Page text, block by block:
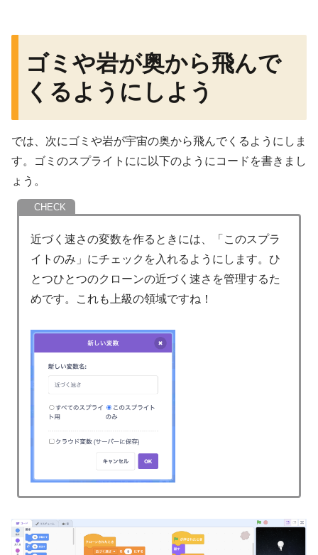
ゴミや岩が奥から飛んで
くるようにしよう
では、次にゴミや岩が宇宙の奥から飛んでくるようにしま
す。ゴミのスプライトにに以下のようにコードを書きまし
ょう。
近づく速さの変数を作るときには、「このスプラ
イトのみ」にチェックを入れるようにします。ひ
とつひとつのクローンの近づく速さを管理するた
めです。これも上級の領域ですね！